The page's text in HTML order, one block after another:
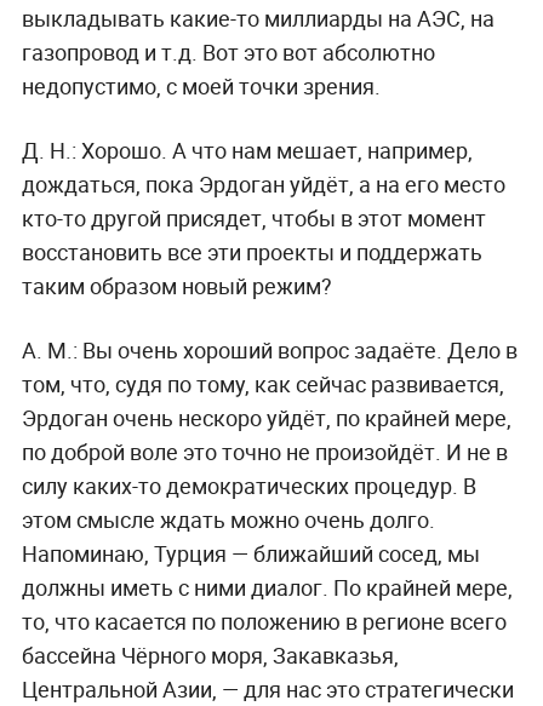
выкладывать какие-то миллиарды на АЭС, на
газопровод и т.д. Вот это вот абсолютно
недопустимо, с моей точки зрения.
Д. Н.: Хорошо. А что нам мешает, например,
дождаться, пока Эрдоган уйдёт, а на его место
кто-то другой присядет, чтобы в этот момент
восстановить все эти проекты и поддержать
таким образом новый режим?
А. М.: Вы очень хороший вопрос задаёте. Дело в
том, что, судя по тому, как сейчас развивается,
Эрдоган очень нескоро уйдёт, по крайней мере,
по доброй воле это точно не произойдёт. И не в
силу каких-то демократических процедур. В
этом смысле ждать можно очень долго.
Напоминаю, Турция — ближайший сосед, мы
должны иметь с ними диалог. По крайней мере,
то, что касается по положению в регионе всего
бассейна Чёрного моря, Закавказья,
Центральной Азии, — для нас это стратегически